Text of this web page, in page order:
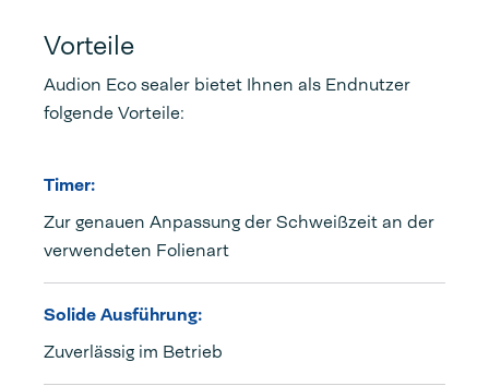
Vorteile
Audion Eco sealer bietet Ihnen als Endnutzer
folgende Vorteile:
Timer:
Zur genauen Anpassung der Schweißzeit an der
verwendeten Folienart
Solide Ausführung:
Zuverlässig im Betrieb